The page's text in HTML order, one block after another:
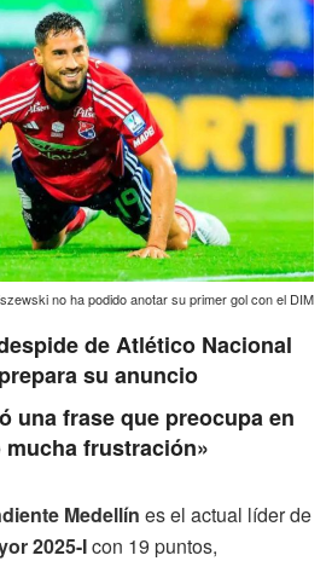
no ha podido anotar su primer gol con el DIM
de Atlético Nacional
su anuncio
una frase que preocupa en
mucha frustración»
Medellín es el actual líder de
2025-Icon 19 puntos,